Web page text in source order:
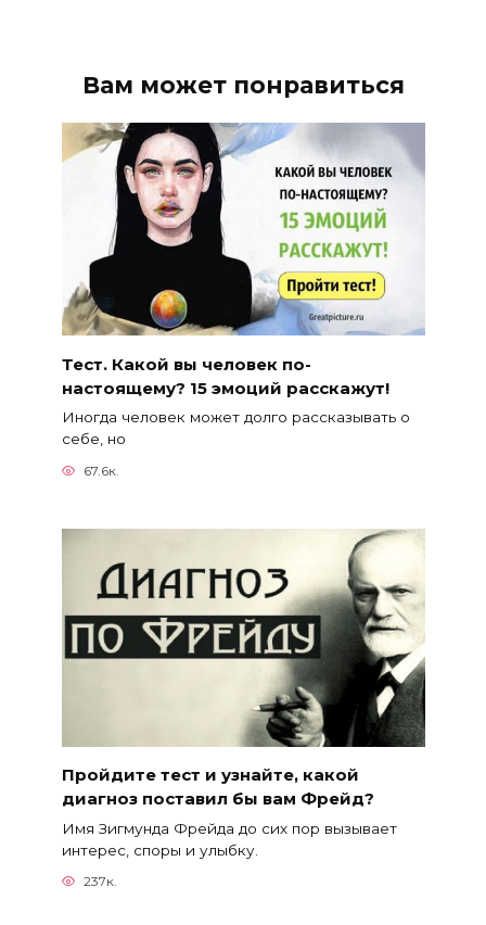
Вам может понравиться
Тест. Какой вы человек по-
настоящему? 15 эмоций расскажут!
Иногда человек может долго рассказывать о
себе, но
67.6к.
Пройдите тест и узнайте, какой
диагноз поставил бы вам Фрейд?
Имя Зигмунда Фрейда до сих пор вызывает
интерес, споры и улыбку.
237к.